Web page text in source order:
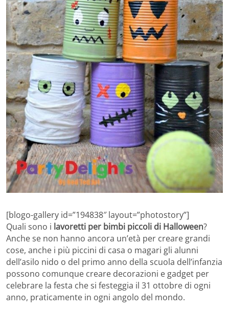
[blogo-gallery id=”194838″ layout=”photostory”]
Quali sono i lavoretti per bimbi piccoli di Halloween?
Anche se non hanno ancora un’età per creare grandi
cose, anche i più piccini di casa o magari gli alunni
dell’asilo nido o del primo anno della scuola dell’infanzia
possono comunque creare decorazioni e gadget per
celebrare la festa che si festeggia il 31 ottobre di ogni
anno, praticamente in ogni angolo del mondo.